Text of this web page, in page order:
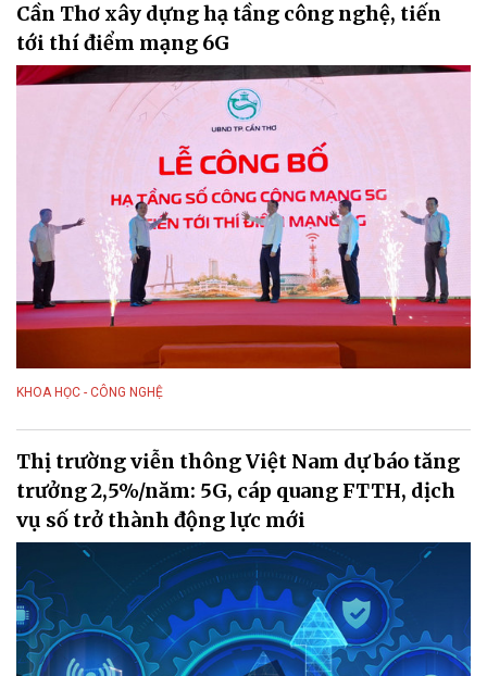
Cần Thơ xây dựng hạ tầng công nghệ, tiến
tới thí điểm mạng 6G
KHOA HỌC - CÔNG NGHỆ
Thị trường viễn thông Việt Nam dự báo tăng
trưởng 2,5%/năm: 5G, cáp quang FTTH, dịch
vụ số trở thành động lực mới